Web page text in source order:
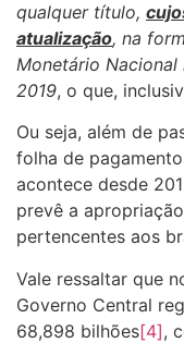
qualquer título,
atualização, na
Monetário Nacional
2019, o que,
Ou seja, além de
folha de
acontece desde
prevê a
pertencentes aos
Vale ressaltar que
Governo Central
68,898 bilhões[4],